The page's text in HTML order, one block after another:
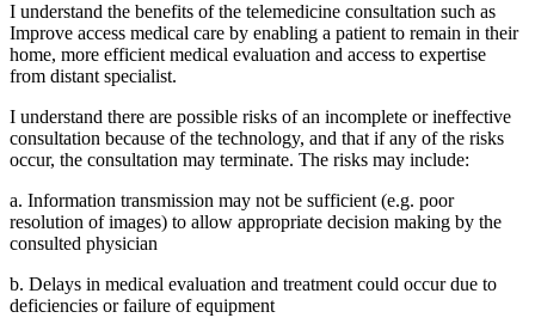
I understand the benefits of the telemedicine consultation such as
Improve access medical care by enabling a patient to remain in their
home, more efficient medical evaluation and access to expertise
from distant specialist.
I understand there are possible risks of an incomplete or ineffective
consultation because of the technology, and that if any of the risks
occur, the consultation may terminate. The risks may include:
a. Information transmission may not be sufficient (e.g. poor
resolution of images) to allow appropriate decision making by the
consulted physician
b. Delays in medical evaluation and treatment could occur due to
deficiencies or failure of equipment